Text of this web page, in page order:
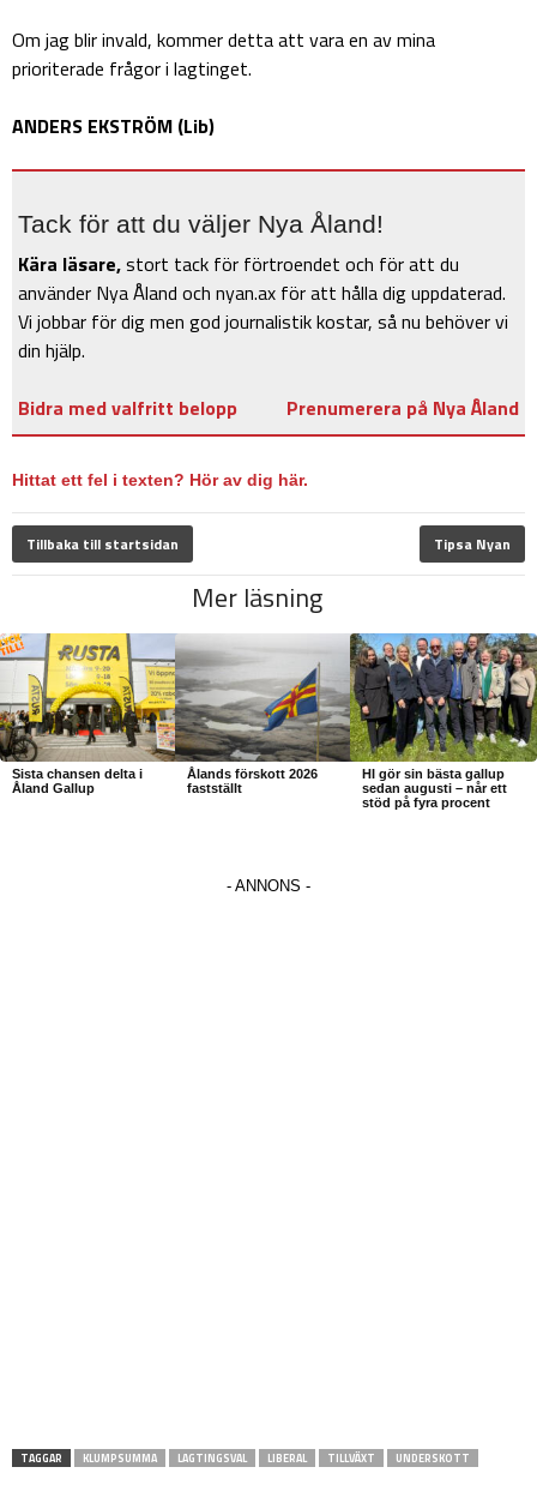
Om jag blir invald, kommer detta att vara en av mina
prioriterade frågor i lagtinget.
ANDERS EKSTRÖM (Lib)
Tack för att du väljer Nya Åland!
Kära läsare,stort tack för förtroendet och för att du
använder Nya Åland och nyan.ax för att hålla dig uppdaterad.
Vi jobbar för dig men god journalistik kostar, så nu behöver vi
din hjälp.
Bidra med valfritt belopp
Prenumerera på Nya Åland
Hittat ett fel i texten? Hör av dig här.
Tillbaka till startsidan Tipsa Nyan
Mer läsning
Sista chansen delta i
Åland Gallup
Ålands förskott 2026
fastställt
HI gör sin bästa gallup
sedan augusti – når ett
stöd på fyra procent
TAGGAR KLUMPSUMMA LAGTINGSVAL LIBERAL TILLVÄXT UNDERSKOTT